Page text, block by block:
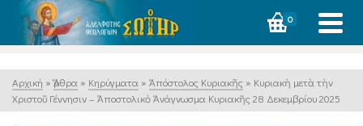
0
Αρχική » Ἄρθρα » Κηρύγματα » Ἀπόστολος Κυριακῆς » Κυριακὴ μετὰ τὴν
Χριστοῦ Γέννησιν – Ἀποστολικὸ Ἀνάγνωσμα Κυριακῆς 28 Δεκεμβρίου 2025